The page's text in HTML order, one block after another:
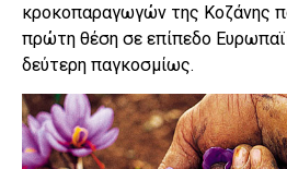
κροκοπαραγωγών της Κοζάνης
πρώτη θέση σε επίπεδο
δεύτερη παγκοσμίως.